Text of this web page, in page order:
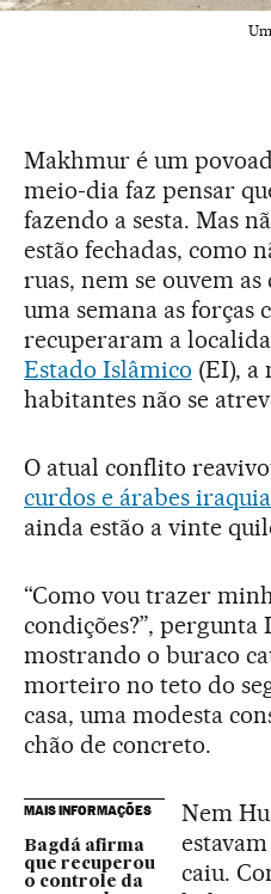
Makhmur é um
meio-dia faz pensar
fazendo a sesta. Mas
estão fechadas, como
ruas, nem se ouvem
uma semana as forças
recuperaram a
Estado Islâmico (EI), a
habitantes não se
O atual conflito
curdos e árabes
ainda estão a vinte
“Como vou trazer
condições?”, pergunta
mostrando o buraco
morteiro no teto do
casa, uma modesta
chão de concreto.
MAIS INFORMAÇÕES
Bagdá afirma
que recuperou
o controle da
Nem
caiu.